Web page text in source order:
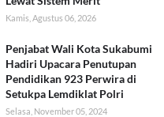
Kamis, Agustus 06, 2026
Penjabat Wali Kota Sukabumi
Hadiri Upacara Penutupan
Pendidikan 923 Perwira di
Setukpa Lemdiklat Polri
Selasa, November 05, 2024